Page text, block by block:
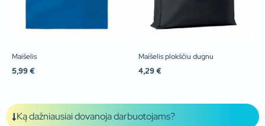
Maišelis
5,99 €
Maišelis plokščiu dugnu
4,29 €
Ką dažniausiai dovanoja darbuotojams?